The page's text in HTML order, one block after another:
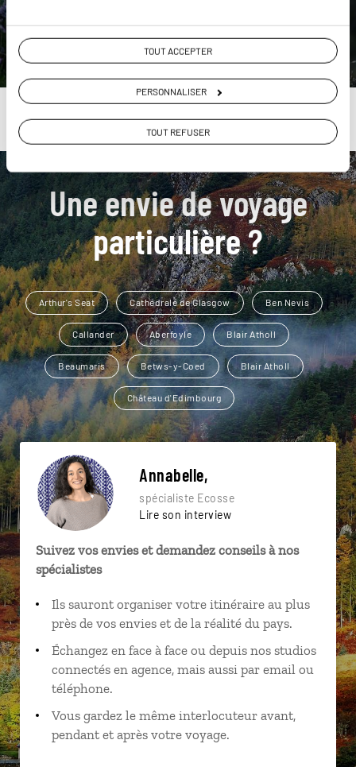
TOUT ACCEPTER
PERSONNALISER
TOUT REFUSER
Une envie de voyage
particulière ?
Arthur's Seat Cathédrale de Glasgow Ben Nevis
Callander Aberfoyle Blair Atholl
Beaumaris Betws-y-Coed Blair Atholl
Château d'Edimbourg
Annabelle,
spécialiste Ecosse
Lire son interview
Suivez vos envies et demandez conseils à nos
spécialistes
Ils sauront organiser votre itinéraire au plus
près de vos envies et de la réalité du pays.
Échangez en face à face ou depuis nos studios
connectés en agence, mais aussi par email ou
téléphone.
Vous gardez le même interlocuteur avant,
pendant et après votre voyage.